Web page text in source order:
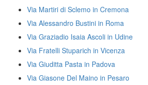
Via Martiri di Sclemo in Cremona
Via Alessandro Bustini in Roma
Via Graziadio Isaia Ascoli in Udine
Via Fratelli Stuparich in Vicenza
Via Giuditta Pasta in Padova
Via Giasone Del Maino in Pesaro